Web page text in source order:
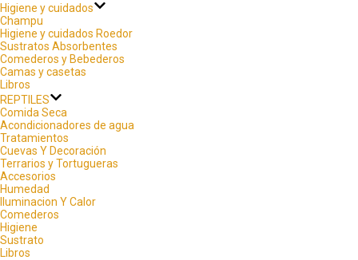
Higiene y cuidados
Champu
Higiene y cuidados Roedor
Sustratos Absorbentes
Comederos y Bebederos
Camas y casetas
Libros
REPTILES
Comida Seca
Acondicionadores de agua
Tratamientos
Cuevas Y Decoración
Terrarios y Tortugueras
Accesorios
Humedad
Iluminacion Y Calor
Comederos
Higiene
Sustrato
Libros